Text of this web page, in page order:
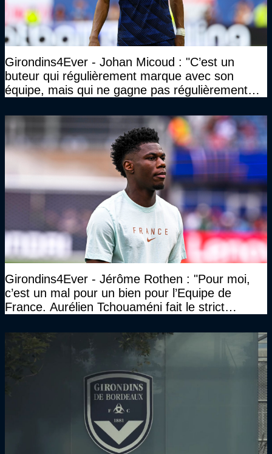
Girondins4Ever - Johan Micoud : "C’est un
buteur qui régulièrement marque avec son
équipe, mais qui ne gagne pas régulièrement
Girondins4Ever - Jérôme Rothen : "Pour moi,
c’est un mal pour un bien pour l’Equipe de
France. Aurélien Tchouaméni fait le strict